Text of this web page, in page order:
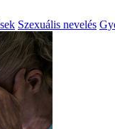
Szexuális nevelés